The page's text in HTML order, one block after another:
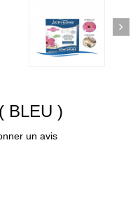
BLEU )
un avis